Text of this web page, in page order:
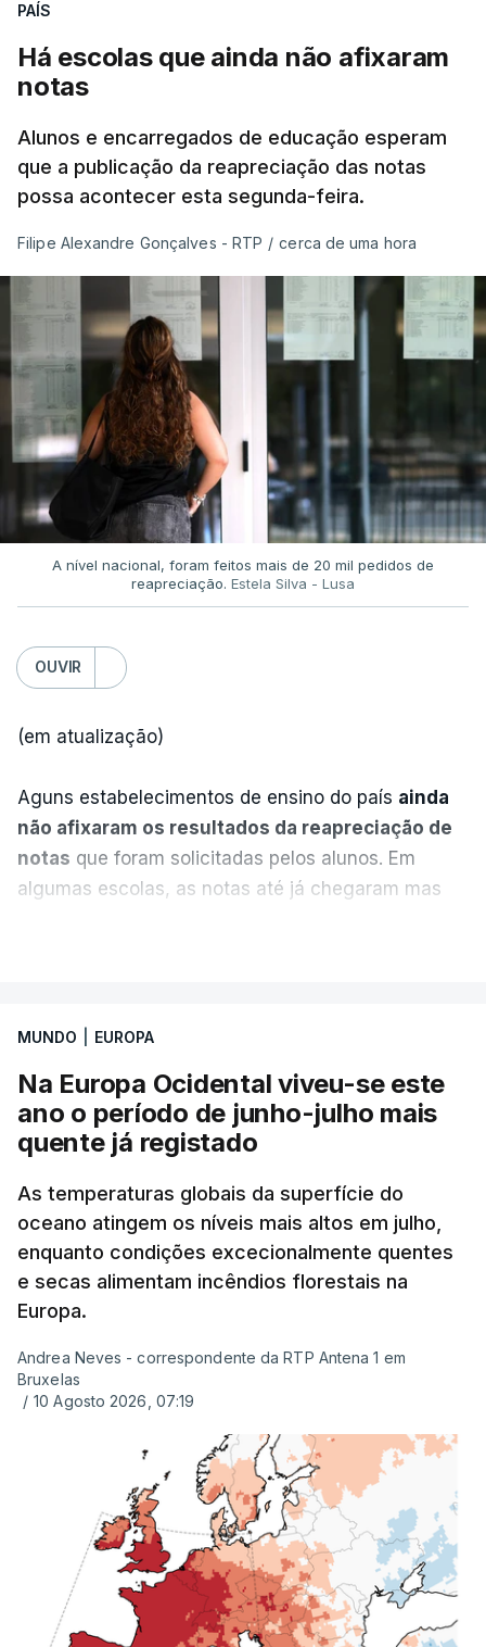
PAÍS
Há escolas que ainda não afixaram
notas
Alunos e encarregados de educação esperam
que a publicação da reapreciação das notas
possa acontecer esta segunda-feira.
Filipe Alexandre Gonçalves - RTP / cerca de uma hora
A nível nacional, foram feitos mais de 20 mil pedidos de
reapreciação. Estela Silva - Lusa
OUVIR
(em atualização)
Aguns estabelecimentos de ensino do país ainda
não afixaram os resultados da reapreciação de
notas que foram solicitadas pelos alunos. Em
algumas escolas, as notas até já chegaram mas
tinha chegado o resultado de
exames, mas ainda não tinham sido afixados.
Alguns encarregados de educação e alunos foram
até à escola para ver o resultado mas ainda não
tinha sido divulgado. Alguns pais apontam
incorreções e aguardam a atualização na
plataforma Inovar.
ERRO100
ERROR ON HTML5 MEDIA ELEMENT
ESTE CONTEÚDO ESTÁ NESTE
MOMENTO INDISPONÍVEL
Já a norte, na Escola Secundária de Rio Tinto, uma
outra equipa de reportagem confirmou quehá
mais de 100 pedidos de reapreciação de notas
MUNDO EUROPA
Na Europa Ocidental viveu-se este
ano o período de junho-julho mais
quente já registado
As temperaturas globais da superfície do
oceano atingem os níveis mais altos em julho,
enquanto condições excecionalmente quentes
e secas alimentam incêndios florestais na
Europa.
Andrea Neves - correspondente da RTP Antena 1 em
Bruxelas
/ 10 Agosto 2026, 07:19